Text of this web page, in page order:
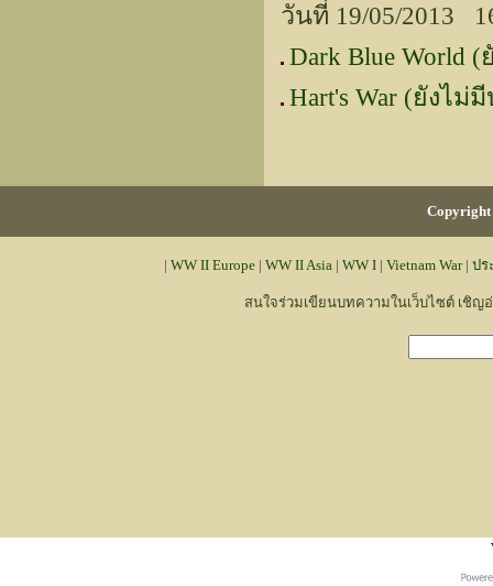
วันที่ 19/05/2013
Dark Blue World
Hart's War (ยังไ
Copyright
|WW II Europe |WW II Asia |WW I |Vietnam War|ปร
สนใจร่วมเขียนบทความในเว็บไซต์ เชิญ